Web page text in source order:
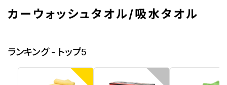
カーウォッシュタオル/吸水タオル
ランキング - トップ5
1 2